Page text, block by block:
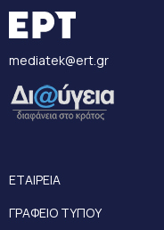
mediatek@ert.gr
ΕΤΑΙΡΕΙΑ
ΓΡΑΦΕΙΟ ΤΥΠΟΥ